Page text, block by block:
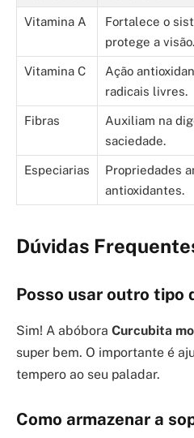
Vitamina A
Fortalece o
protege a visão.
Vitamina C
Ação
radicais livres.
Fibras
Auxiliam na
saciedade.
Especiarias
Propriedades
antioxidantes.
Dúvidas
Posso usar outro tipo
Sim! A abóbora Curcubita
super bem. O importante é
tempero ao seu paladar.
Como armazenar a